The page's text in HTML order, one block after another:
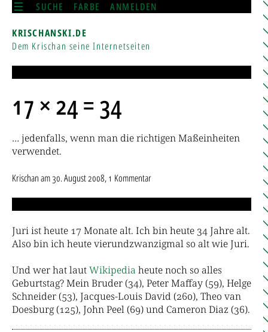
SUCHE FARBE ANMELDEN
KRISCHANSKI.DE
Dem Krischan seine Internetseiten
17 × 24 = 34
… jedenfalls, wenn man die richtigen Maßeinheiten
verwendet.
Krischanam30. August 2008, 1 Kommentar
Juri ist heute 17 Monate alt. Ich bin heute 34 Jahre alt.
Also bin ich heute vierundzwanzigmal so alt wie Juri.
Und wer hat lautWikipedia heute noch so alles
Geburtstag? Mein Bruder (34), Peter Maffay (59), Helge
Schneider (53), Jacques-Louis David (260), Theo van
Doesburg (125), John Peel (69) und Cameron Diaz (36).